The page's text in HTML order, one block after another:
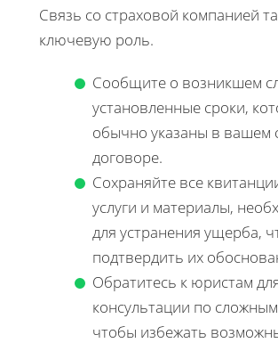
Связь со страховой компанией
ключевую роль.
Сообщите о возникшем
установленные сроки,
обычно указаны в вашем
договоре.
Сохраняйте все
услуги и материалы,
для устранения ущерба,
подтвердить их
Обратитесь к юристам
консультации по
чтобы избежать